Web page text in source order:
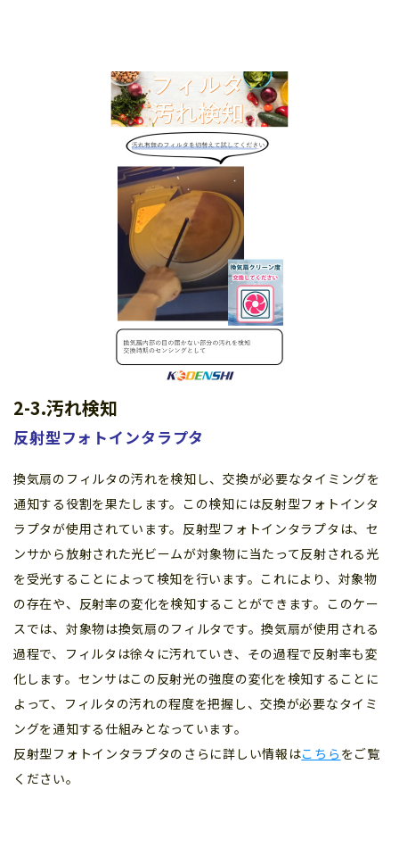
2-3.汚れ検知
反射型フォトインタラプタ
換気扇のフィルタの汚れを検知し、交換が必要なタイミングを
通知する役割を果たします。この検知には反射型フォトインタ
ラプタが使用されています。反射型フォトインタラプタは、セ
ンサから放射された光ビームが対象物に当たって反射される光
を受光することによって検知を行います。これにより、対象物
の存在や、反射率の変化を検知することができます。このケー
スでは、対象物は換気扇のフィルタです。換気扇が使用される
過程で、フィルタは徐々に汚れていき、その過程で反射率も変
化します。センサはこの反射光の強度の変化を検知することに
よって、フィルタの汚れの程度を把握し、交換が必要なタイミ
ングを通知する仕組みとなっています。
反射型フォトインタラプタのさらに詳しい情報はこちら をご覧
ください。